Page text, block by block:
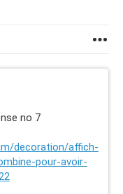
no 7
decoration/affich-
pour-avoir-